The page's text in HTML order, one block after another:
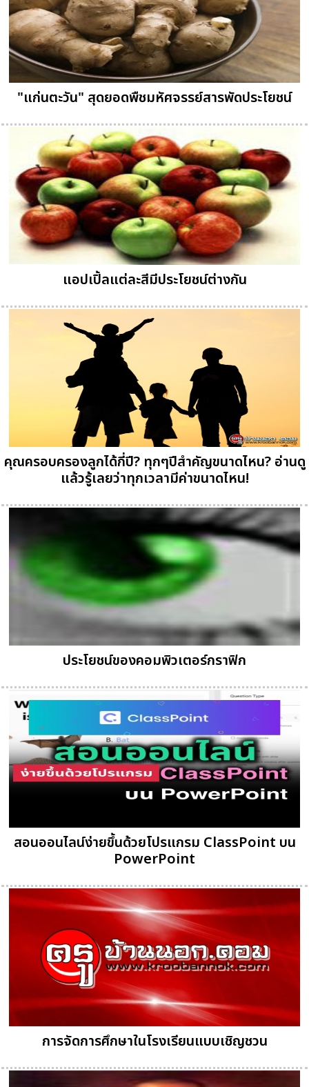
"แก่นตะวัน" สุดยอดพืชมหัศจรรย์สารพัดประโยชน์
แอปเปิ้ลแต่ละสีมีประโยชน์ต่างกัน
คุณครอบครองลูกได้กี่ปี? ทุกๆปีสำคัญขนาดไหน? อ่านดู
แล้วรู้เลยว่าทุกเวลามีค่าขนาดไหน!
ประโยชน์ของคอมพิวเตอร์กราฟิก
สอนออนไลน์ง่ายขึ้นด้วยโปรแกรม ClassPoint บน
PowerPoint
การจัดการศึกษาในโรงเรียนแบบเชิญชวน